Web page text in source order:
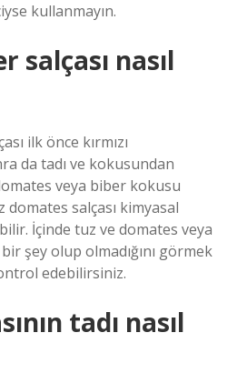
kullanmayın.
salçası nasıl
ilk önce kırmızı
da tadı ve kokusundan
veya biber kokusu
domates salçası kimyasal
İçinde tuz ve domates veya
şey olup olmadığını görmek
edebilirsiniz.
tadı nasıl